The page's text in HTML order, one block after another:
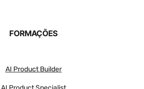
FORMAÇÕES
AI Product Builder